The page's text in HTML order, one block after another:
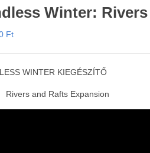
Winter:
Ft
WINTER KIEGÉSZÍTŐ
Rivers and Rafts Expansion